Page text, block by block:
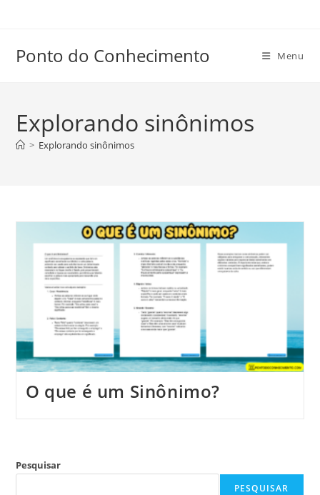
conteúdo
Ponto do Conhecimento Menu
Explorando sinônimos
> Explorando sinônimos
O que é um Sinônimo?
Pesquisar
PESQUISAR